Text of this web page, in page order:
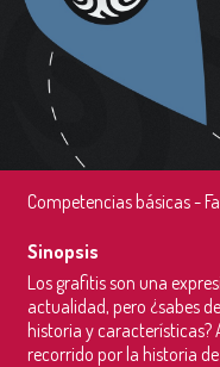
Competencias básicas -
Sinopsis
Los grafitis son una
actualidad, pero ¿sabes
historia y características?
recorrido por la historia